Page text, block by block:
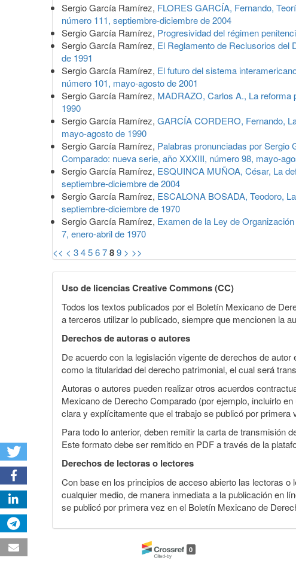
Sergio García Ramírez, FLORES GARCÍA, Fernando,
número 111, septiembre-diciembre de 2004
Sergio García Ramírez, Progresividad del régimen
Sergio García Ramírez, El Reglamento de Reclusorios del
de 1991
Sergio García Ramírez, El futuro del sistema
número 101, mayo-agosto de 2001
Sergio García Ramírez, MADRAZO, Carlos A., La reforma
1990
Sergio García Ramírez, GARCÍA CORDERO, Fernando,
mayo-agosto de 1990
Sergio García Ramírez, Palabras pronunciadas por Sergio
Comparado: nueva serie, año XXXIII, número 98, mayo-
Sergio García Ramírez, ESQUINCA MUÑOA, César, La
septiembre-diciembre de 2004
Sergio García Ramírez, ESCALONA BOSADA, Teodoro,
septiembre-diciembre de 1970
Sergio García Ramírez, Examen de la Ley de
7, enero-abril de 1970
<< < 3456789 > >>
Uso de licencias Creative Commons (CC)
Todos los textos publicados por el Boletín Mexicano de
a terceros utilizar lo publicado, siempre que mencionen la
Derechos de autoras o autores
De acuerdo con la legislación vigente de derechos de
como la titularidad del derecho patrimonial, el cual será
Autoras o autores pueden realizar otros acuerdos
Mexicano de Derecho Comparado (por ejemplo, incluirlo
clara y explícitamente que el trabajo se publicó por primera
Para todo lo anterior, deben remitir la carta de transmisión
Este formato debe ser remitido en PDF a través de la
Derechos de lectoras o lectores
Con base en los principios de acceso abierto las lectoras
cualquier medio, de manera inmediata a la publicación en
se publicó por primera vez en el Boletín Mexicano de
0